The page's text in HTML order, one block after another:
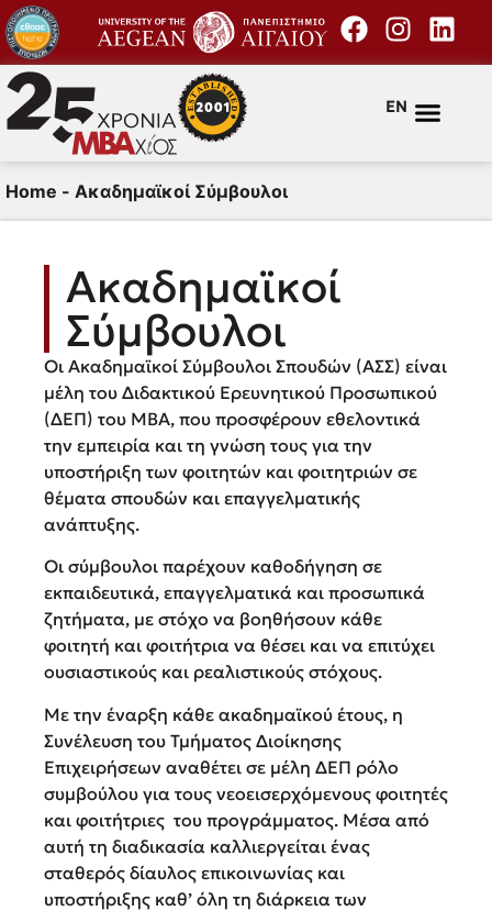
EN
Home - Ακαδημαϊκοί Σύμβουλοι
Ακαδημαϊκοί
Σύμβουλοι
Οι Ακαδημαϊκοί Σύμβουλοι Σπουδών (ΑΣΣ) είναι
μέλη του Διδακτικού Ερευνητικού Προσωπικού
(ΔΕΠ) του ΜΒΑ, που προσφέρουν εθελοντικά
την εμπειρία και τη γνώση τους για την
υποστήριξη των φοιτητών και φοιτητριών σε
θέματα σπουδών και επαγγελματικής
ανάπτυξης.
Οι σύμβουλοι παρέχουν καθοδήγηση σε
εκπαιδευτικά, επαγγελματικά και προσωπικά
ζητήματα, με στόχο να βοηθήσουν κάθε
φοιτητή και φοιτήτρια να θέσει και να επιτύχει
ουσιαστικούς και ρεαλιστικούς στόχους.
Με την έναρξη κάθε ακαδημαϊκού έτους, η
Συνέλευση του Τμήματος Διοίκησης
Επιχειρήσεων αναθέτει σε μέλη ΔΕΠ ρόλο
συμβούλου για τους νεοεισερχόμενους φοιτητές
και φοιτήτριες του προγράμματος. Μέσα από
αυτή τη διαδικασία καλλιεργείται ένας
σταθερός δίαυλος επικοινωνίας και
υποστήριξης καθ’ όλη τη διάρκεια των